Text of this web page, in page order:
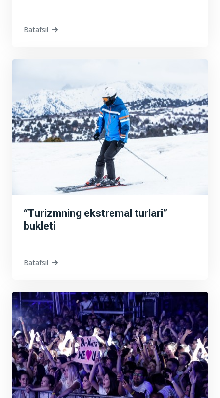
Batafsil
“Turizmning ekstremal turlari”
bukleti
Batafsil